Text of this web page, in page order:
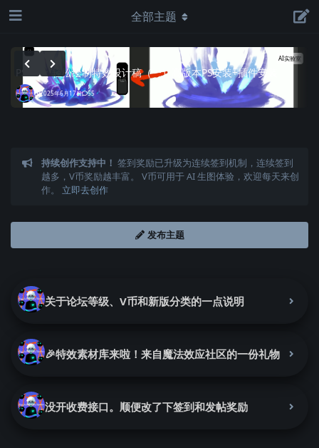
AI实验室
PS+AI：轻松绘制特效设计稿（一）高版本PS安装+插件安装
2025年6月17日 55
持续创作支持中！ 签到奖励已升级为连续签到机制，连续签到
越多，V币奖励越丰富。 V币可用于 AI 生图体验，欢迎每天来创
作。 立即去创作
全部主题
发布主题
关于论坛等级、V币和新版分类的一点说明
🎉特效素材库来啦！来自魔法效应社区的一份礼物
没开收费接口。顺便改了下签到和发帖奖励